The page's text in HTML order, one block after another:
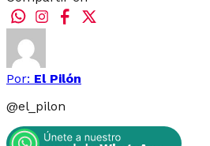
Por: El Pilón
@el_pilon